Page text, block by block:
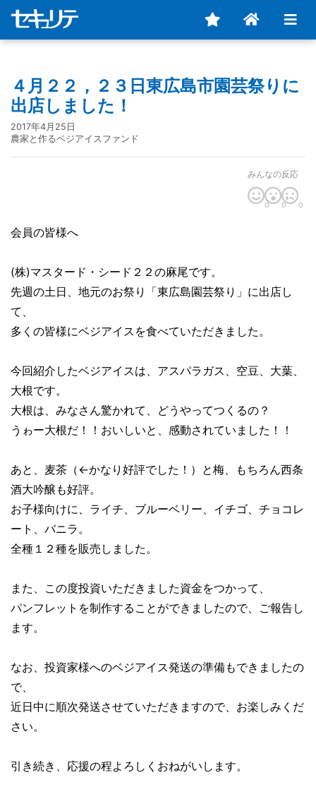
４月２２，２３日東広島市園芸祭りに
出店しました！
2017年4月25日
農家と作るベジアイスファンド
みんなの反応
0 0 0
会員の皆様へ
(株)マスタード・シード２２の麻尾です。
先週の土日、地元のお祭り「東広島園芸祭り」に出店し
て、
多くの皆様にベジアイスを食べていただきました。
今回紹介したベジアイスは、アスパラガス、空豆、大葉、
大根です。
大根は、みなさん驚かれて、どうやってつくるの？
うゎー大根だ！！おいしいと、感動されていました！！
あと、麦茶（←かなり好評でした！）と梅、もちろん西条
酒大吟醸も好評。
お子様向けに、ライチ、ブルーベリー、イチゴ、チョコレ
ート、バニラ。
全種１２種を販売しました。
また、この度投資いただきました資金をつかって、
パンフレットを制作することができましたので、ご報告し
ます。
なお、投資家様へのベジアイス発送の準備もできましたの
で、
近日中に順次発送させていただきますので、お楽しみくだ
さい。
引き続き、応援の程よろしくおねがいします。